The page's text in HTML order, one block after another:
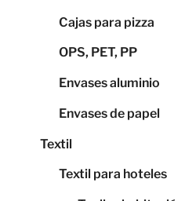
Cajas para pizza
OPS, PET, PP
Envases aluminio
Envases de papel
Textil
Textil para hoteles